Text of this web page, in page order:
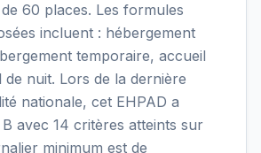
60 places. Les formules
incluent : hébergement
temporaire, accueil
de nuit. Lors de la dernière
nationale, cet EHPAD a
avec 14 critères atteints sur
minimum est de